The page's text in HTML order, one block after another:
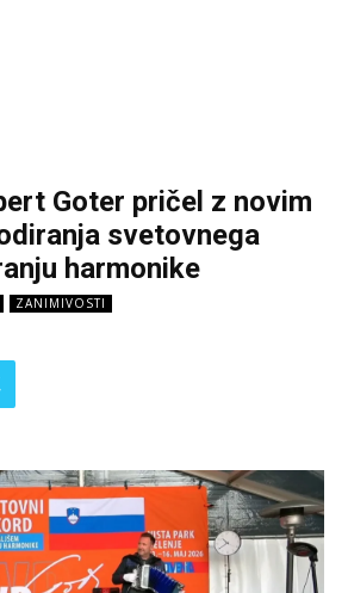
Goter pričel z novim
svetovnega
harmonike
ZANIMIVOSTI